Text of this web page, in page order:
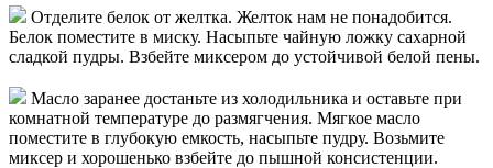
Отделите белок от желтка. Желток нам не понадобится.
Белок поместите в миску. Насыпьте чайную ложку сахарной
сладкой пудры. Взбейте миксером до устойчивой белой пены.
Масло заранее достаньте из холодильника и оставьте при
комнатной температуре до размягчения. Мягкое масло
поместите в глубокую емкость, насыпьте пудру. Возьмите
миксер и хорошенько взбейте до пышной консистенции.